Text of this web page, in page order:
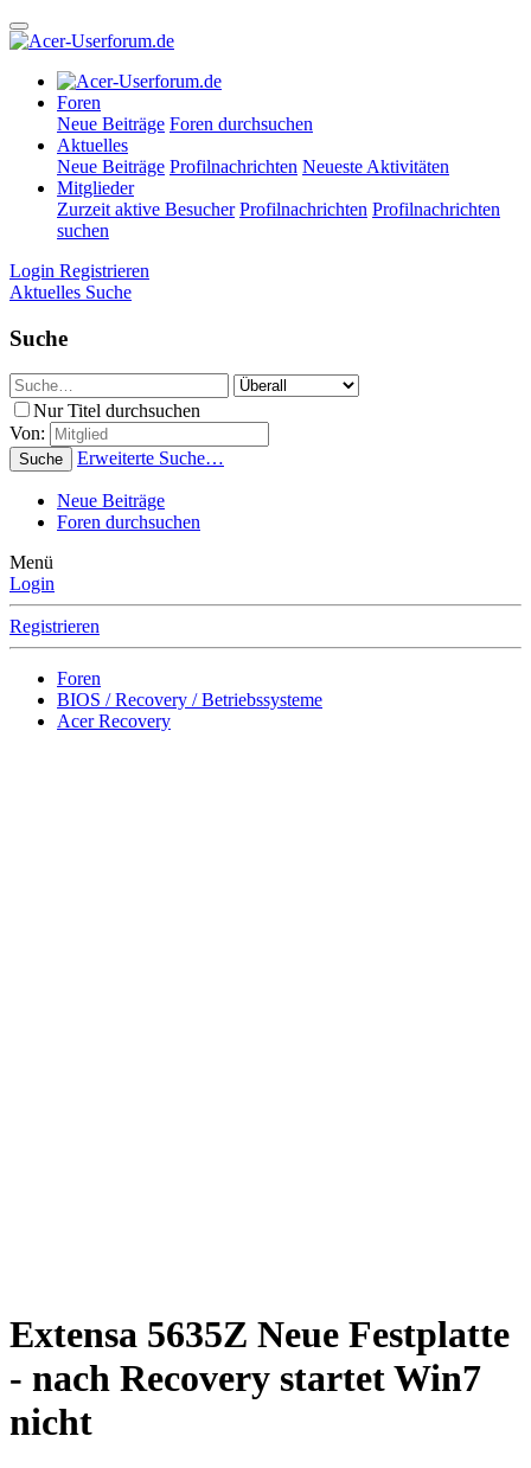
Foren
Neue Beiträge Foren durchsuchen
Aktuelles
Neue Beiträge Profilnachrichten Neueste Aktivitäten
Mitglieder
Zurzeit aktive Besucher Profilnachrichten Profilnachrichten
suchen
Login Registrieren
Aktuelles Suche
Suche
Nur Titel durchsuchen
Von:
Suche Erweiterte Suche…
Neue Beiträge
Foren durchsuchen
Menü
Login
Registrieren
Foren
BIOS / Recovery / Betriebssysteme
Acer Recovery
Extensa 5635Z Neue Festplatte
- nach Recovery startet Win7
nicht